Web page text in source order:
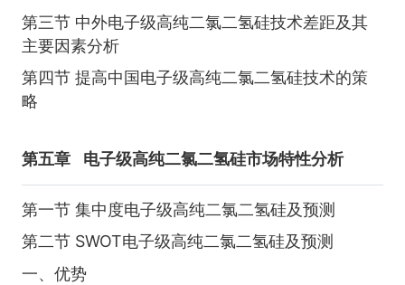
第三节 中外电子级高纯二氯二氢硅技术差距及其
主要因素分析
第四节 提高中国电子级高纯二氯二氢硅技术的策
略
第五章 电子级高纯二氯二氢硅市场特性分析
第一节 集中度电子级高纯二氯二氢硅及预测
第二节 SWOT电子级高纯二氯二氢硅及预测
一、优势